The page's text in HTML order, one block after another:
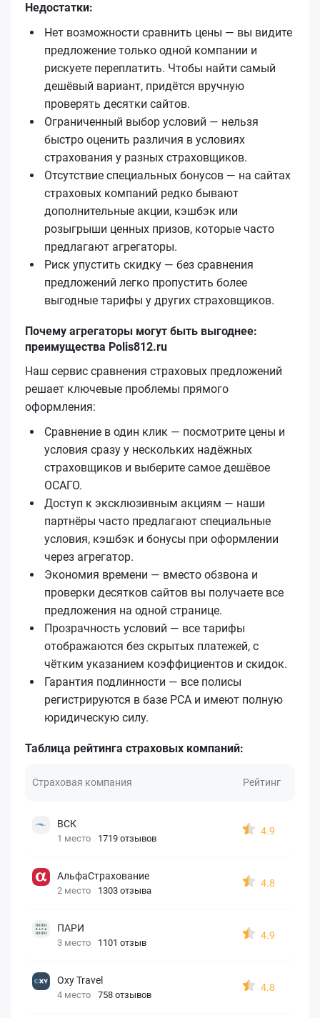
Недостатки:
Нет возможности сравнить цены — вы видите
предложение только одной компании и
рискуете переплатить. Чтобы найти самый
дешёвый вариант, придётся вручную
проверять десятки сайтов.
Ограниченный выбор условий — нельзя
быстро оценить различия в условиях
страхования у разных страховщиков.
Отсутствие специальных бонусов — на сайтах
страховых компаний редко бывают
дополнительные акции, кэшбэк или
розыгрыши ценных призов, которые часто
предлагают агрегаторы.
Риск упустить скидку — без сравнения
предложений легко пропустить более
выгодные тарифы у других страховщиков.
Почему агрегаторы могут быть выгоднее:
преимущества Polis812.ru
Наш сервис сравнения страховых предложений
решает ключевые проблемы прямого
оформления:
Сравнение в один клик — посмотрите цены и
условия сразу у нескольких надёжных
страховщиков и выберите самое дешёвое
ОСАГО.
Доступ к эксклюзивным акциям — наши
партнёры часто предлагают специальные
условия, кэшбэк и бонусы при оформлении
через агрегатор.
Экономия времени — вместо обзвона и
проверки десятков сайтов вы получаете все
предложения на одной странице.
Прозрачность условий — все тарифы
отображаются без скрытых платежей, с
чётким указанием коэффициентов и скидок.
Гарантия подлинности — все полисы
регистрируются в базе РСА и имеют полную
юридическую силу.
Таблица рейтинга страховых компаний:
Страховая компания Рейтинг
ВСК
1 место 1719 отзывов
4.9
АльфаСтрахование
2 место 1303 отзыва
4.8
ПАРИ
3 место 1101 отзыв
4.9
Oxy Travel
4 место 758 отзывов
4.8